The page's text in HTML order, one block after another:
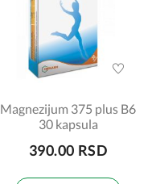
Magnezijum 375 plus B6
30 kapsula
390.00 RSD